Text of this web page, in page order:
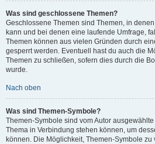
Was sind geschlossene Themen?
Geschlossene Themen sind Themen, in
kann und bei denen eine laufende Umfrage,
Themen können aus vielen Gründen durch
gesperrt werden. Eventuell hast du auch die
Themen zu schließen, sofern dies durch die
wurde.
Nach oben
Was sind Themen-Symbole?
Themen-Symbole sind vom Autor
Thema in Verbindung stehen können, um
können. Die Möglichkeit, Themen-Symbole